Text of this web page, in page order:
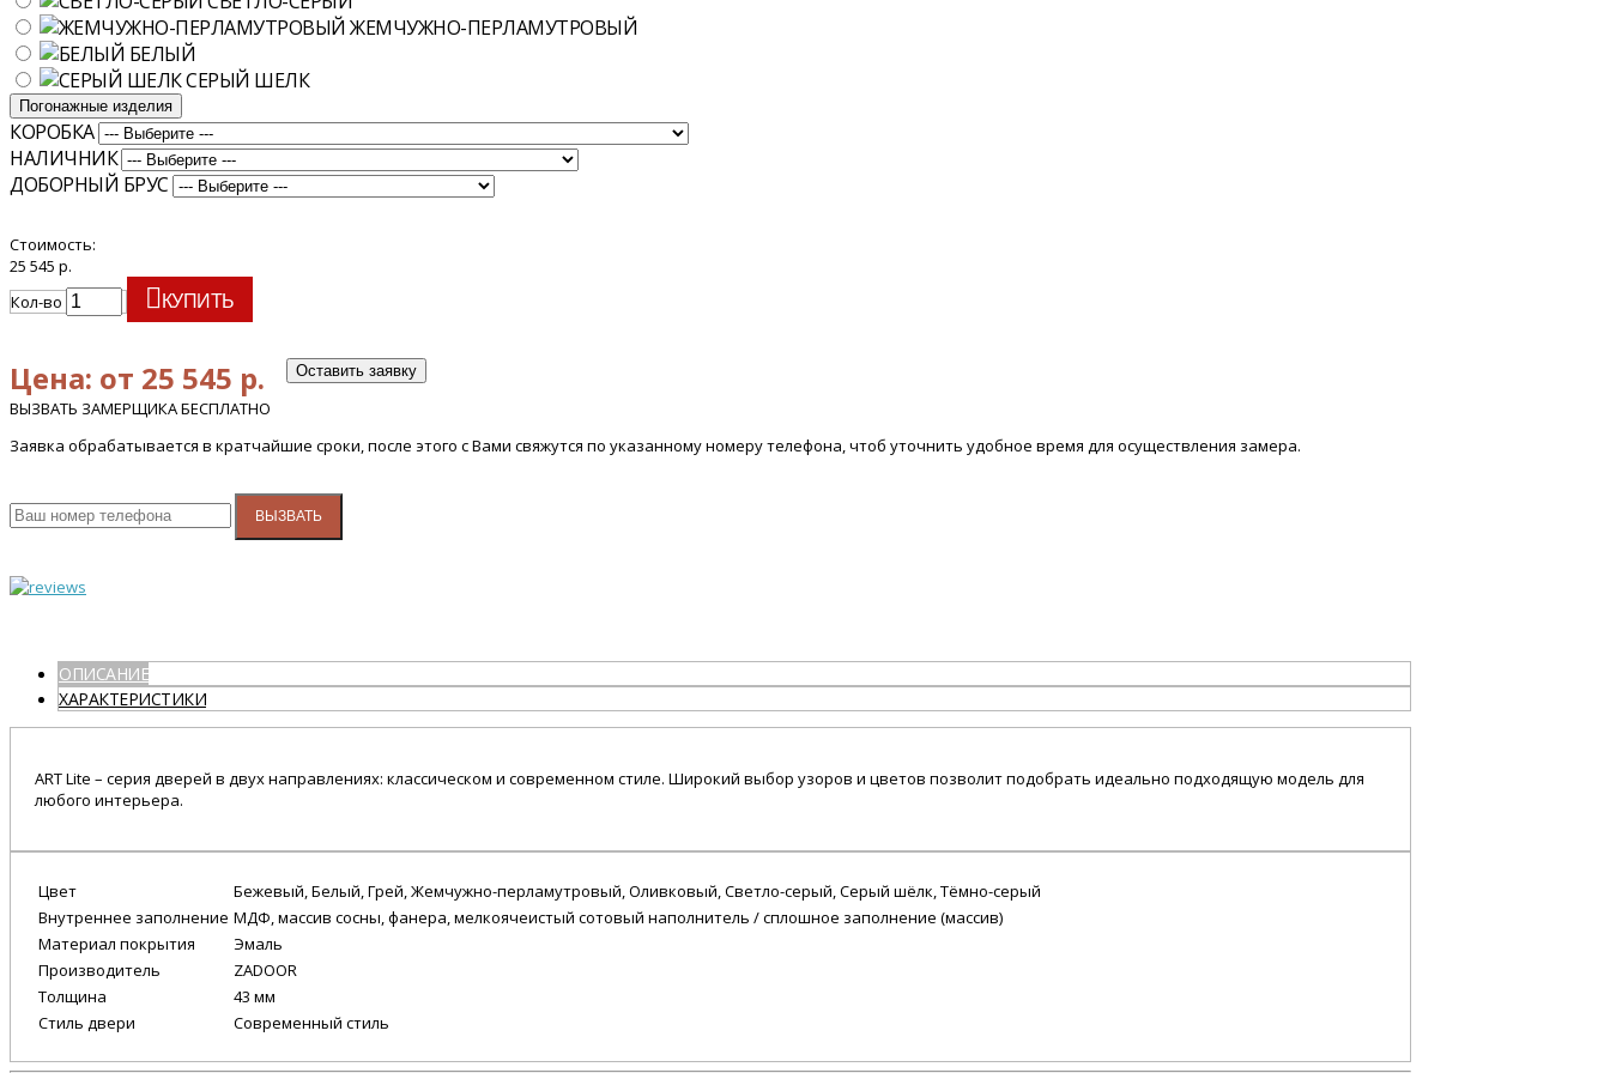
ЖЕМЧУЖНО-ПЕРЛАМУТРОВЫЙ
БЕЛЫЙ
СЕРЫЙ ШЕЛК
Погонажные изделия
КОРОБКА
НАЛИЧНИК
ДОБОРНЫЙ БРУС
Стоимость:
25 545 р.
Кол-во
КУПИТЬ
Цена: от 25 545 р. Оставить заявку
ВЫЗВАТЬ ЗАМЕРЩИКА БЕСПЛАТНО
Заявка обрабатывается в кратчайшие сроки, после этого с Вами свяжутся по указанному номеру телефона, чтоб уточнить удобное время для осуществления замера.
ВЫЗВАТЬ
ОПИСАНИЕ
ХАРАКТЕРИСТИКИ
ART Lite – серия дверей в двух направлениях: классическом и современном стиле. Широкий выбор узоров и цветов позволит подобрать идеально подходящую модель для
любого интерьера.
Цвет
Бежевый, Белый, Грей, Жемчужно-перламутровый, Оливковый, Светло-серый, Серый шёлк, Тёмно-серый
Внутреннее заполнение МДФ, массив сосны, фанера, мелкоячеистый сотовый наполнитель / сплошное заполнение (массив)
Материал покрытия
Эмаль
Производитель
ZADOOR
Толщина
43 мм
Стиль двери
Современный стиль